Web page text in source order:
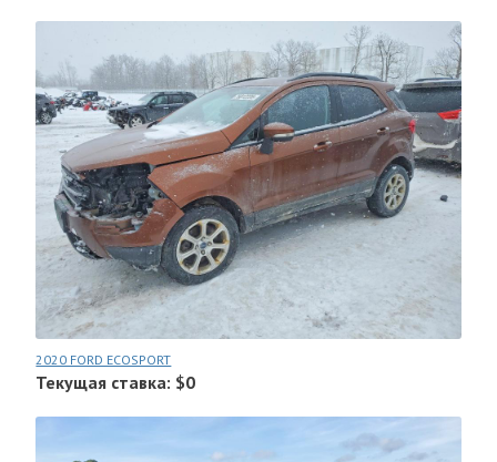
2020 FORD ECOSPORT
Текущая ставка: $0